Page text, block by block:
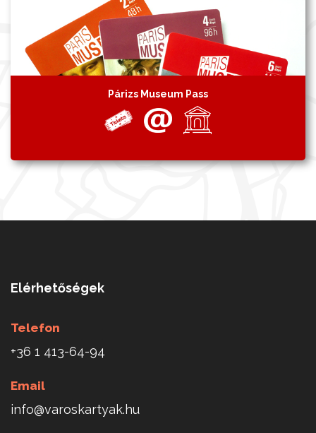
Párizs Museum Pass
Elérhetőségek
Telefon
+36 1 413-64-94
Email
info@varoskartyak.hu